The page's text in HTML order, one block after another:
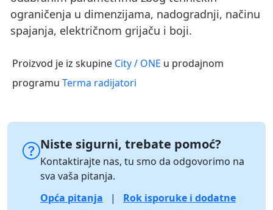
ograničenja u dimenzijama, nadogradnji, načinu
spajanja, električnom grijaču i boji.
Proizvod je iz skupine City / ONE u prodajnom
programu Terma radijatori
Niste sigurni, trebate pomoć?
Kontaktirajte nas, tu smo da odgovorimo na
sva vaša pitanja.
Opća pitanja
|
Rok isporuke i dodatne